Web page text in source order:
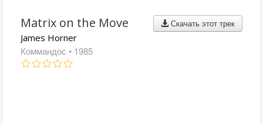
Скачать этот трек
Matrix on the Move
James Horner
Коммандос • 1985